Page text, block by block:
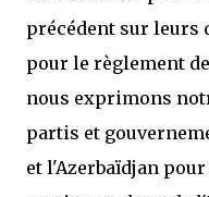
précédent sur leurs
pour le règlement
nous exprimons
partis et
et l'Azerbaïdjan